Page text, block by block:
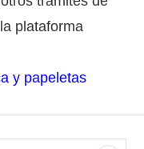
plataforma
y papeletas